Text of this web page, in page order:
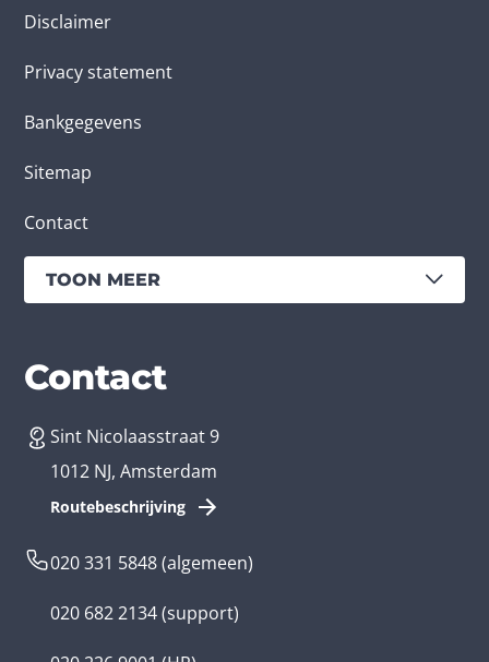
Disclaimer
Privacy statement
Bankgegevens
Sitemap
Contact
TOON MEER
Diensten
App laten maken
Branches
Bedrijfsapp
Contact
Sint Nicolaasstraat 9
1012 NJ, Amsterdam
Routebeschrijving
020 331 5848(algemeen)
020 682 2134(support)